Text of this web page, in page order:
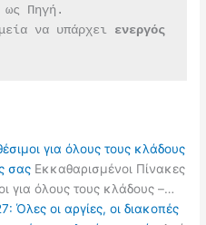
ως Πηγή.
να υπάρχει
για όλους τους κλάδους
σας Εκκαθαρισμένοι Πίνακες
για όλους τους κλάδους –…
Όλες οι αργίες, οι διακοπές